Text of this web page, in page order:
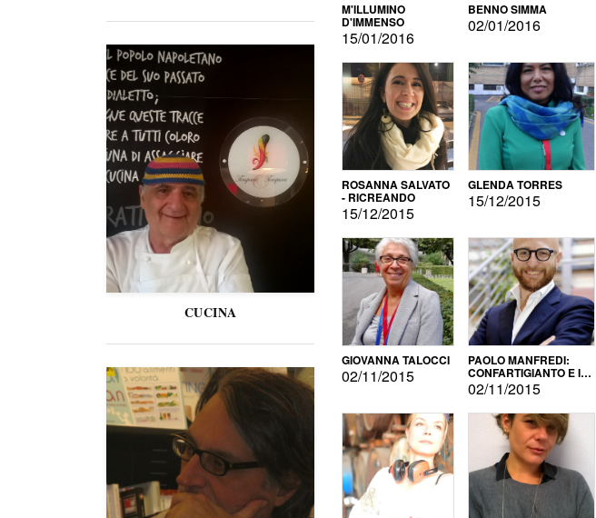
CUCINA
M'ILLUMINO
D'IMMENSO
15/01/2016
BENNO SIMMA
02/01/2016
ROSANNA SALVATO
- RICREANDO
15/12/2015
GLENDA TORRES
15/12/2015
GIOVANNA TALOCCI
02/11/2015
PAOLO MANFREDI:
CONFARTIGIANTO E IL
SONDAGGIO
02/11/2015